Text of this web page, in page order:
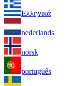
Ελληνικά
nederlands
norsk
português